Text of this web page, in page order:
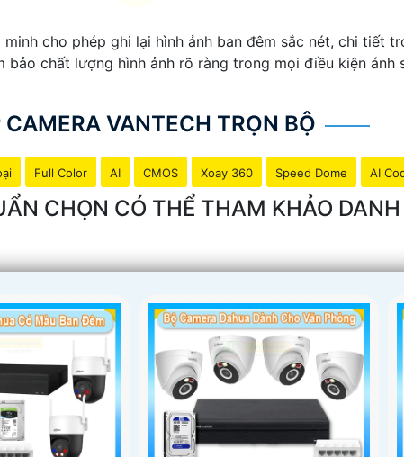
cho phép ghi lại hình ảnh ban đêm sắc nét, chi tiết
chất lượng hình ảnh rõ ràng trong mọi điều kiện
CAMERA VANTECH TRỌN BỘ
Full Color AI CMOS Xoay 360 Speed Dome AI
CHỌN CÓ THỂ THAM KHẢO